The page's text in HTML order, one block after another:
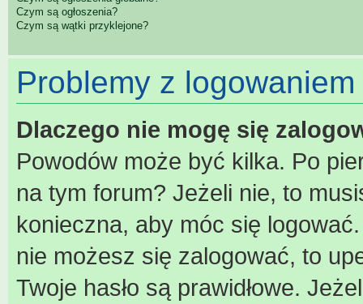
Czym są ogłoszenia?
Czym są wątki przyklejone?
Problemy z
Dlaczego nie mogę się
Powodów może być kilka. Po
na tym forum? Jeżeli nie, to
konieczna, aby móc się
nie możesz się zalogować, to
Twoje hasło są prawidłowe.